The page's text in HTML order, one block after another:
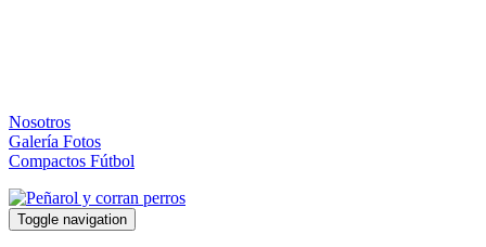
Nosotros
Galería Fotos
Compactos Fútbol
Toggle navigation